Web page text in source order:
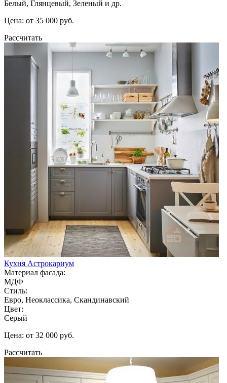
Белый, Глянцевый, Зеленый и др.
Цена: от 35 000 руб.
Рассчитать
Кухня Астрокариум
Материал фасада:
МДФ
Стиль:
Евро, Неоклассика, Скандинавский
Цвет:
Серый
Цена: от 32 000 руб.
Рассчитать